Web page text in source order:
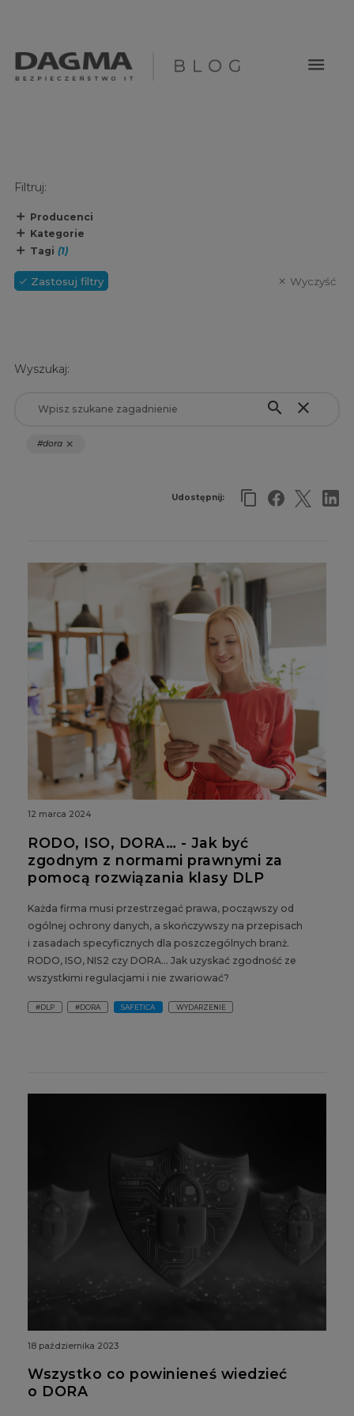
menu
Filtruj:
Producenci
Kategorie
Tagi (1)
Zastosuj filtry Wyczyść
Wyszukaj:
search close
#dora close
Udostępnij:
12 marca 2024
RODO, ISO, DORA… - Jak być
zgodnym z normami prawnymi za
pomocą rozwiązania klasy DLP
Każda firma musi przestrzegać prawa, począwszy od
ogólnej ochrony danych, a skończywszy na przepisach
i zasadach specyficznych dla poszczególnych branż.
RODO, ISO, NIS2 czy DORA… Jak uzyskać zgodność ze
wszystkimi regulacjami i nie zwariować?
#DLP #DORA SAFETICA WYDARZENIE
18 października 2023
Wszystko co powinieneś wiedzieć
o DORA